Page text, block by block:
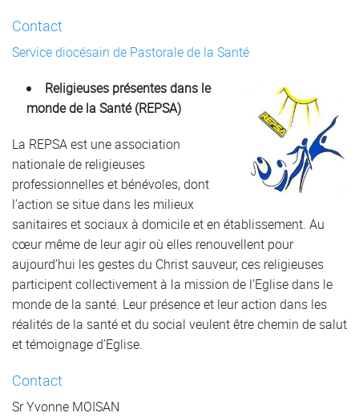
Contact
Service diocésain de Pastorale de la Santé
Religieuses présentes dans le
monde de la Santé (REPSA)
La REPSA est une association
nationale de religieuses
professionnelles et bénévoles, dont
l’action se situe dans les milieux
sanitaires et sociaux à domicile et en établissement. Au
cœur même de leur agir où elles renouvellent pour
aujourd’hui les gestes du Christ sauveur, ces religieuses
participent collectivement à la mission de l’Eglise dans le
monde de la santé. Leur présence et leur action dans les
réalités de la santé et du social veulent être chemin de salut
et témoignage d’Eglise.
Contact
Sr Yvonne MOISAN